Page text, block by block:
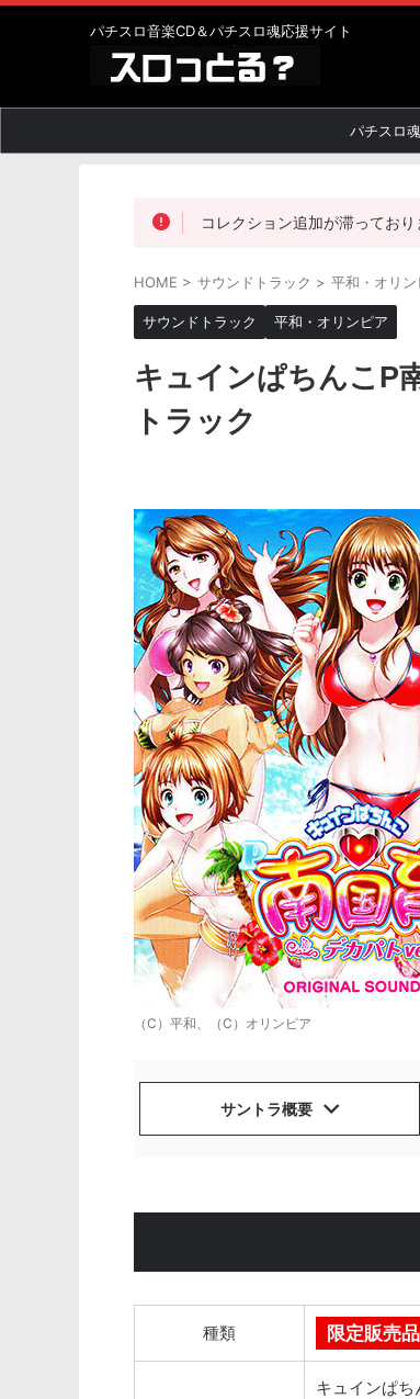
パチスロ音楽CD＆パチスロ魂応援サイト
パチスロ魂
コレクション追加が滞っており
HOME > サウンドトラック > 平和・オリン
サウンドトラック 平和・オリンピア
キュインぱちんこP
トラック
（C）平和、（C）オリンピア
サントラ概要
種類 限定販売品
キュインぱ